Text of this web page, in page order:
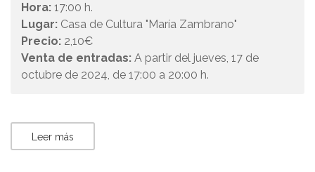
Hora: 17:00 h.
Lugar: Casa de Cultura "María Zambrano"
Precio: 2,10€
Venta de entradas: A partir del jueves, 17 de
octubre de 2024, de 17:00 a 20:00 h.
Leer más